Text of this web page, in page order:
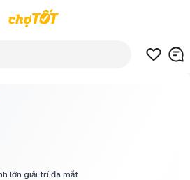
lớn giải trí đã mắt